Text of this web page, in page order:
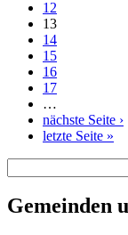
12
13
14
15
16
17
…
nächste Seite ›
letzte Seite »
Gemeinden